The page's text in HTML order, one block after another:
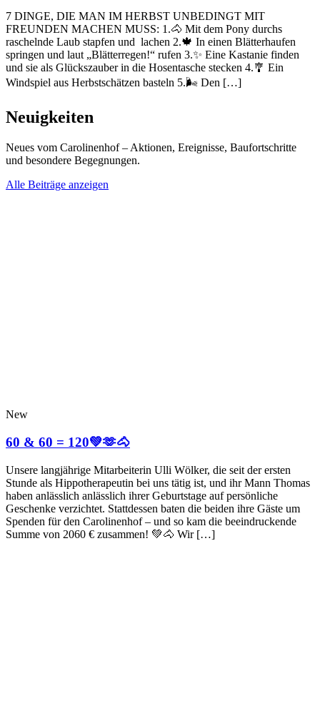
7 DINGE, DIE MAN IM HERBST UNBEDINGT MIT
FREUNDEN MACHEN MUSS: 1.🐴 Mit dem Pony durchs
raschelnde Laub stapfen und lachen 2.🍁 In einen Blätterhaufen
springen und laut „Blätterregen!“ rufen 3.✨ Eine Kastanie finden
und sie als Glückszauber in die Hosentasche stecken 4.🎐 Ein
Windspiel aus Herbstschätzen basteln 5.🌬️ Den […]
Neuigkeiten
Neues vom Carolinenhof – Aktionen, Ereignisse, Baufortschritte
und besondere Begegnungen.
Alle Beiträge anzeigen
New
60 & 60 = 120💚🫶🐴
Unsere langjährige Mitarbeiterin Ulli Wölker, die seit der ersten
Stunde als Hippotherapeutin bei uns tätig ist, und ihr Mann Thomas
haben anlässlich anlässlich ihrer Geburtstage auf persönliche
Geschenke verzichtet. Stattdessen baten die beiden ihre Gäste um
Spenden für den Carolinenhof – und so kam die beeindruckende
Summe von 2060 € zusammen! 💚🐴 Wir […]